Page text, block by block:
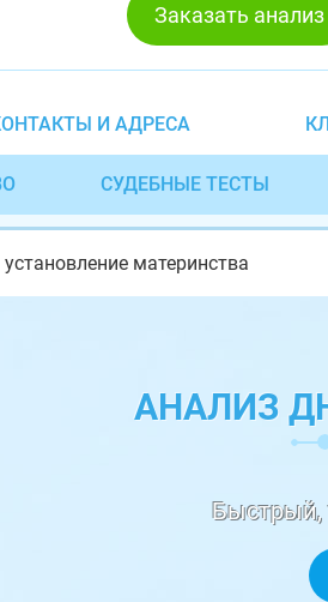
Заказать анализ
И АДРЕСА
СУДЕБНЫЕ ТЕСТЫ
материнства
АНАЛИЗ
Быстрый,